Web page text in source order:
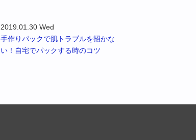
2019.01.30 Wed
手作りパックで肌トラブルを招かな
い！自宅でパックする時のコツ